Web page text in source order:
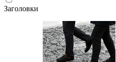
Заголовки